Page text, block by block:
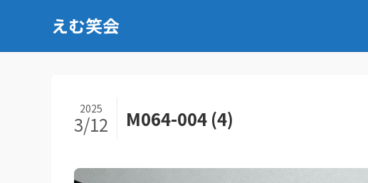
えむ笑会
M064-004 (4)
2025
3/12